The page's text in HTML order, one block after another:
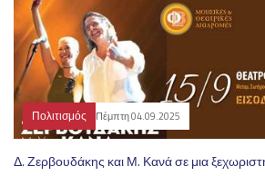
Πολιτισμός Πέμπτη 04.09.2025
Δ. Ζερβουδάκης και Μ. Κανά σε μια